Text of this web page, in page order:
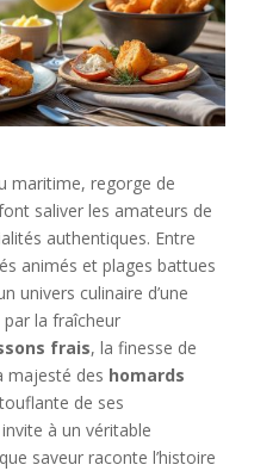
maritime, regorge de
saliver les amateurs de
authentiques. Entre
animés et plages battues
univers culinaire d’une
la fraîcheur
frais, la finesse de
majesté des homards
de ses
à un véritable
saveur raconte l’histoire